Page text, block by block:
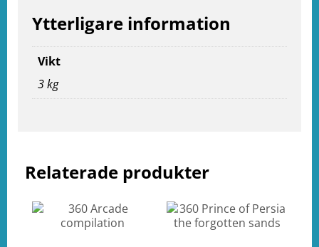
Relaterade produkter
Ytterligare information
Vikt
3 kg